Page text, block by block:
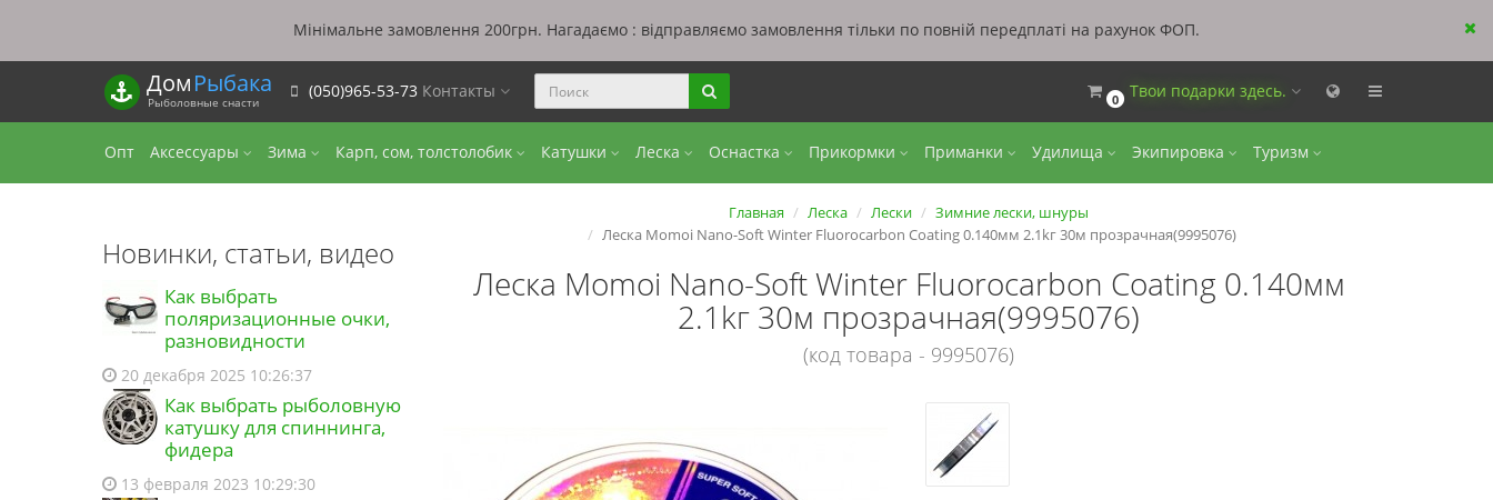
Мінімальне замовлення 200грн. Нагадаємо : відправляємо замовлення тільки по повній передплаті на рахунок ФОП.
ДомРыбака
Рыболовные снасти
(050)965-53-73 Контакты 0 Твои подарки здесь.
Опт Аксессуары Зима Карп, сом, толстолобик Катушки Леска Оснастка Прикормки Приманки Удилища Экипировка Туризм
Новинки, статьи, видео
Как выбрать
поляризационные очки,
разновидности
20 декабря 2025 10:26:37
Как выбрать рыболовную
катушку для спиннинга,
фидера
13 февраля 2023 10:29:30
Главная Леска Лески
Зимние лески, шнуры
Леска Momoi Nano-Soft Winter Fluorocarbon Coating 0.140мм 2.1kг 30м прозрачная(9995076)
Леска Momoi Nano-Soft Winter Fluorocarbon Coating 0.140мм
2.1kг 30м прозрачная(9995076)
(код товара - 9995076)